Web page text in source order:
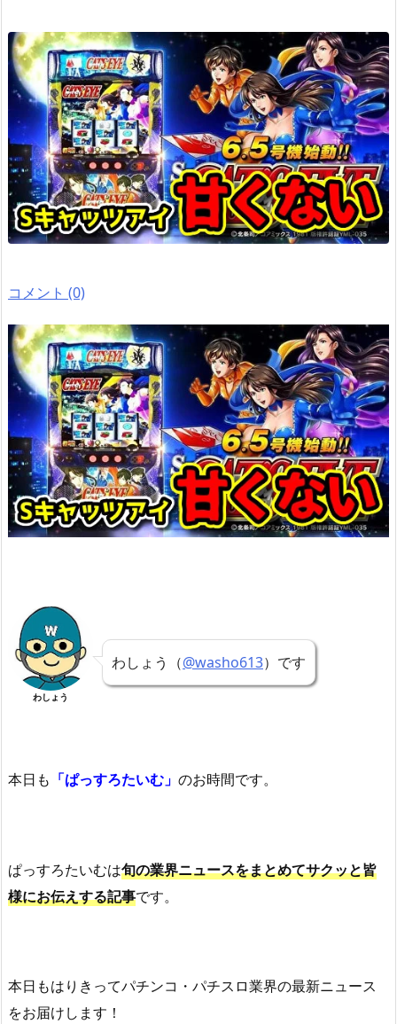
コメント (0)
わしょう
わしょう（@washo613）です
本日も 「ぱっすろたいむ」 のお時間です。
ぱっすろたいむは旬の業界ニュースをまとめてサクッと皆
様にお伝えする記事です。
本日もはりきってパチンコ・パチスロ業界の最新ニュース
をお届けします！